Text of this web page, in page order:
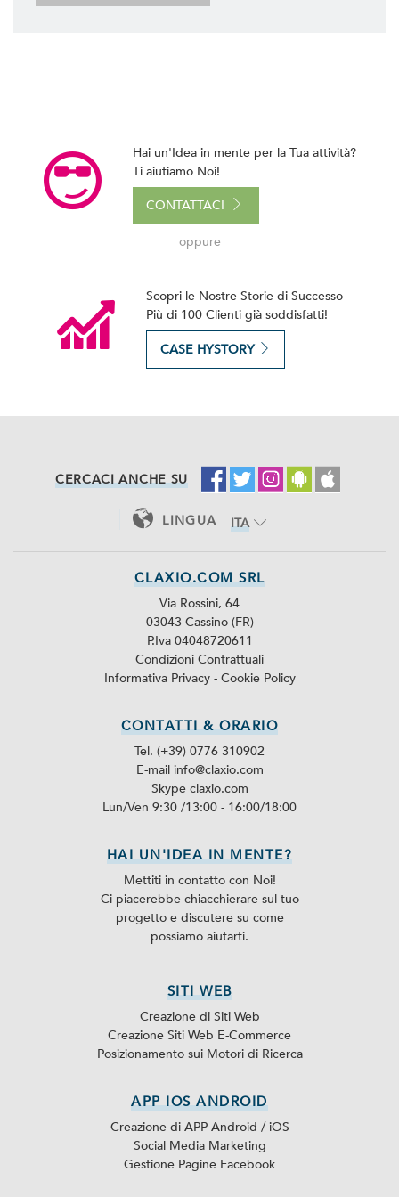
Hai un'Idea in mente per la Tua attività?
Ti aiutiamo Noi!
CONTATTACI
oppure
Scopri le Nostre Storie di Successo
Più di 100 Clienti già soddisfatti!
CASE HYSTORY
CERCACI ANCHE SU
LINGUA
ITA
CLAXIO.COM SRL
Via Rossini, 64
03043 Cassino (FR)
P.Iva 04048720611
Condizioni Contrattuali
Informativa Privacy - Cookie Policy
CONTATTI & ORARIO
Tel. (+39) 0776 310902
E-mail info@claxio.com
Skype claxio.com
Lun/Ven 9:30 /13:00 - 16:00/18:00
HAI UN'IDEA IN MENTE?
Mettiti in contatto con Noi!
Ci piacerebbe chiacchierare sul tuo
progetto e discutere su come
possiamo aiutarti.
SITI WEB
Creazione di Siti Web
Creazione Siti Web E-Commerce
Posizionamento sui Motori di Ricerca
APP IOS ANDROID
Creazione di APP Android / iOS
Social Media Marketing
Gestione Pagine Facebook